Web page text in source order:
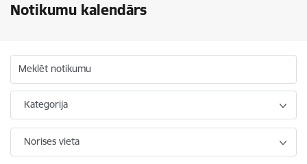
Notikumu kalendārs
Meklēt notikumu
Kategorija
Norises vieta